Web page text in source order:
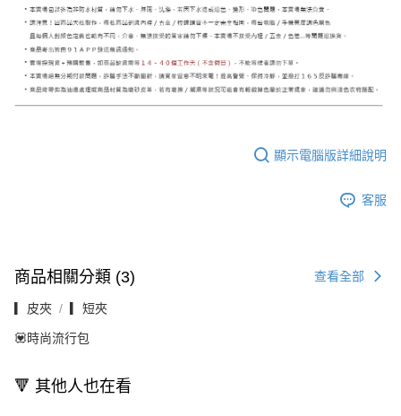
顯示電腦版詳細說明
客服
商品相關分類 (3) 查看全部
▎皮夾 ▎短夾
💟時尚流行包
🔻 其他人也在看